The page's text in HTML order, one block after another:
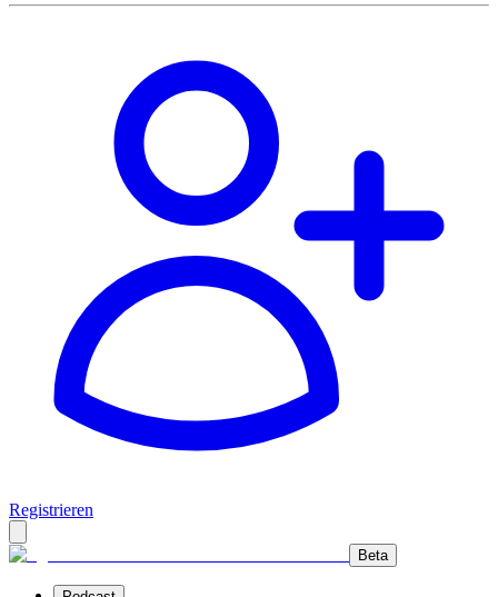
Registrieren
Beta